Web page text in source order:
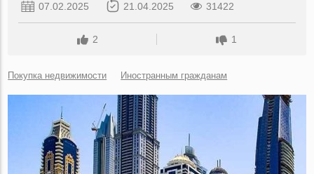
07.02.2025 21.04.2025 31422
2 1
Покупка недвижимости Иностранным гражданам